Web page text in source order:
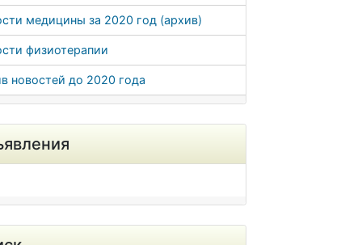
медицины за 2020 год (архив)
физиотерапии
новостей до 2020 года